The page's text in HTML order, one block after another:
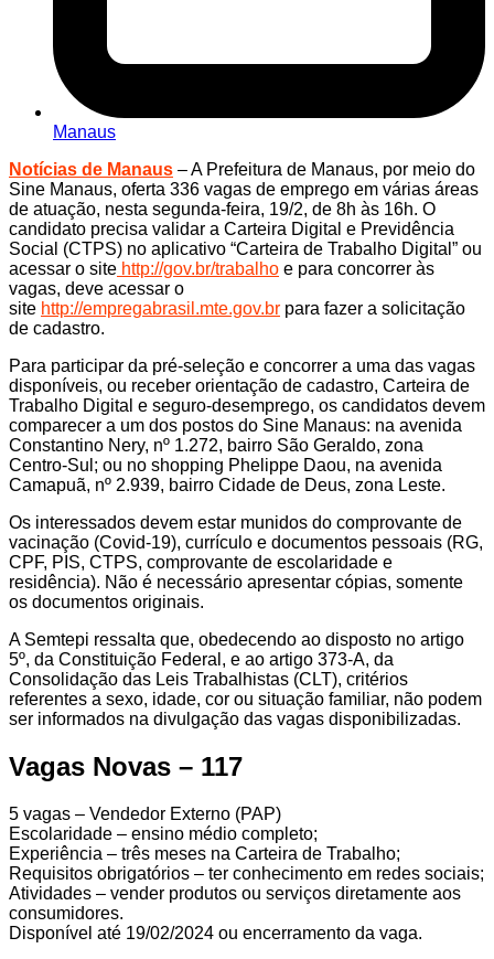
Manaus
Notícias de Manaus – A Prefeitura de Manaus, por meio do
Sine Manaus, oferta 336 vagas de emprego em várias áreas
de atuação, nesta segunda-feira, 19/2, de 8h às 16h. O
candidato precisa validar a Carteira Digital e Previdência
Social (CTPS) no aplicativo “Carteira de Trabalho Digital” ou
acessar o site http://gov.br/trabalho e para concorrer às
vagas, deve acessar o
site http://empregabrasil.mte.gov.br para fazer a solicitação
de cadastro.
Para participar da pré-seleção e concorrer a uma das vagas
disponíveis, ou receber orientação de cadastro, Carteira de
Trabalho Digital e seguro-desemprego, os candidatos devem
comparecer a um dos postos do Sine Manaus: na avenida
Constantino Nery, nº 1.272, bairro São Geraldo, zona
Centro-Sul; ou no shopping Phelippe Daou, na avenida
Camapuã, nº 2.939, bairro Cidade de Deus, zona Leste.
Os interessados devem estar munidos do comprovante de
vacinação (Covid-19), currículo e documentos pessoais (RG,
CPF, PIS, CTPS, comprovante de escolaridade e
residência). Não é necessário apresentar cópias, somente
os documentos originais.
A Semtepi ressalta que, obedecendo ao disposto no artigo
5º, da Constituição Federal, e ao artigo 373-A, da
Consolidação das Leis Trabalhistas (CLT), critérios
referentes a sexo, idade, cor ou situação familiar, não podem
ser informados na divulgação das vagas disponibilizadas.
Vagas Novas – 117
5 vagas – Vendedor Externo (PAP)
Escolaridade – ensino médio completo;
Experiência – três meses na Carteira de Trabalho;
Requisitos obrigatórios – ter conhecimento em redes sociais;
Atividades – vender produtos ou serviços diretamente aos
consumidores.
Disponível até 19/02/2024 ou encerramento da vaga.